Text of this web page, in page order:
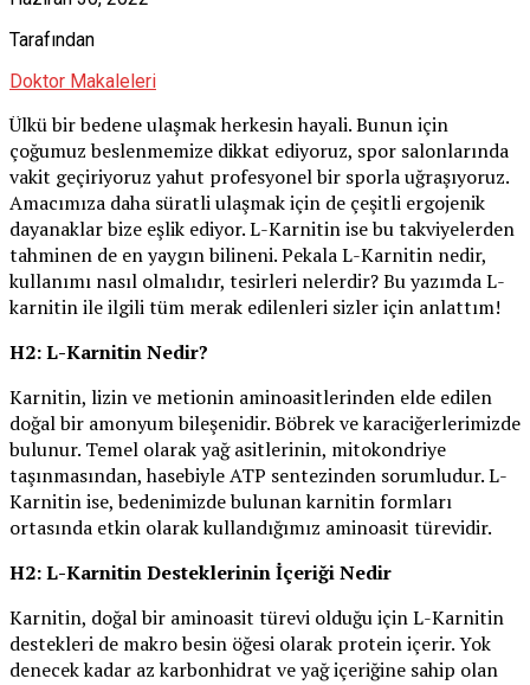
Tarafından
Doktor Makaleleri
Ülkü bir bedene ulaşmak herkesin hayali. Bunun için
çoğumuz beslenmemize dikkat ediyoruz, spor salonlarında
vakit geçiriyoruz yahut profesyonel bir sporla uğraşıyoruz.
Amacımıza daha süratli ulaşmak için de çeşitli ergojenik
dayanaklar bize eşlik ediyor. L-Karnitin ise bu takviyelerden
tahminen de en yaygın bilineni. Pekala L-Karnitin nedir,
kullanımı nasıl olmalıdır, tesirleri nelerdir? Bu yazımda L-
karnitin ile ilgili tüm merak edilenleri sizler için anlattım!
H2: L-Karnitin Nedir?
Karnitin, lizin ve metionin aminoasitlerinden elde edilen
doğal bir amonyum bileşenidir. Böbrek ve karaciğerlerimizde
bulunur. Temel olarak yağ asitlerinin, mitokondriye
taşınmasından, hasebiyle ATP sentezinden sorumludur. L-
Karnitin ise, bedenimizde bulunan karnitin formları
ortasında etkin olarak kullandığımız aminoasit türevidir.
H2: L-Karnitin Desteklerinin İçeriği Nedir
Karnitin, doğal bir aminoasit türevi olduğu için L-Karnitin
destekleri de makro besin öğesi olarak protein içerir. Yok
denecek kadar az karbonhidrat ve yağ içeriğine sahip olan